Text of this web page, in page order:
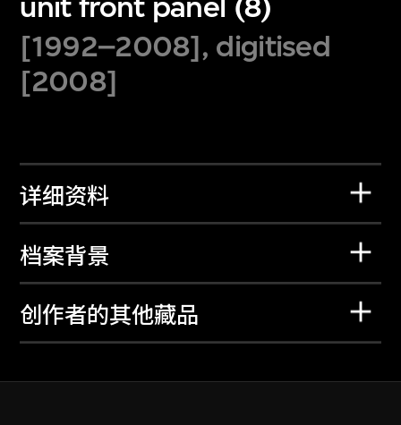
[1992–2008], digitised
[2008]
详细资料
档案背景
创作者的其他藏品